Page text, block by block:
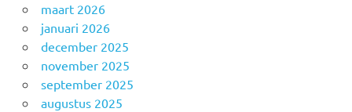
maart 2026
januari 2026
december 2025
november 2025
september 2025
augustus 2025